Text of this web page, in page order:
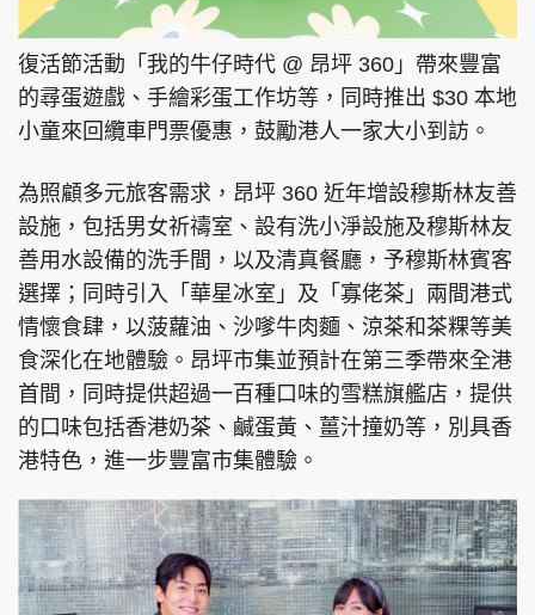
復活節活動「我的牛仔時代 @ 昂坪 360」帶來豐富
的尋蛋遊戲、手繪彩蛋工作坊等，同時推出 $30 本地
小童來回纜車門票優惠，鼓勵港人一家大小到訪。
為照顧多元旅客需求，昂坪 360 近年增設穆斯林友善
設施，包括男女祈禱室、設有洗小淨設施及穆斯林友
善用水設備的洗手間，以及清真餐廳，予穆斯林賓客
選擇；同時引入「華星冰室」及「寡佬茶」兩間港式
情懷食肆，以菠蘿油、沙嗲牛肉麵、涼茶和茶粿等美
食深化在地體驗。昂坪市集並預計在第三季帶來全港
首間，同時提供超過一百種口味的雪糕旗艦店，提供
的口味包括香港奶茶、鹹蛋黃、薑汁撞奶等，別具香
港特色，進一步豐富市集體驗。